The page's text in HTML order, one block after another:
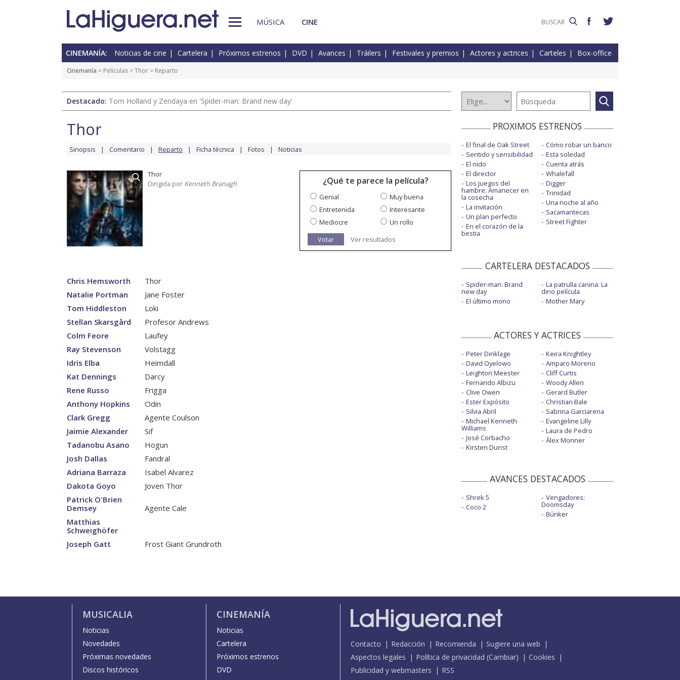
MÚSICA CINE
CINEMANÍA: Noticias de cine Cartelera Próximos estrenos DVD Avances Tráilers Festivales y premios Actores y actrices Carteles Box-office
Cinemanía > Películas >Thor > Reparto
Destacado: Tom Holland y Zendaya en 'Spider-man: Brand new day'
Thor
Sinopsis Comentario Reparto Ficha técnica Fotos Noticias
Thor
Dirigida por Kenneth Branagh ¿Qué te parece la película?
Genial
Muy buena
Entretenida
Interesante
Mediocre
Un rollo
Votar
Ver resultados
Chris Hemsworth
Thor
Natalie Portman
Jane Foster
Tom Hiddleston
Loki
Stellan Skarsgård
Profesor Andrews
Colm Feore
Laufey
Ray Stevenson
Volstagg
Idris Elba
Heimdall
Kat Dennings
Darcy
Rene Russo
Frigga
Anthony Hopkins
Odin
Clark Gregg
Agente Coulson
Jaimie Alexander
Sif
Tadanobu Asano
Hogun
Josh Dallas
Fandral
Adriana Barraza
Isabel Alvarez
Dakota Goyo
Joven Thor
Patrick O'Brien
Demsey
Agente Cale
Matthias
Schweighöfer
Joseph Gatt
Frost Giant Grundroth
PROXIMOS ESTRENOS
El final de Oak Street
Sentido y sensibilidad
El nido
El director
Los juegos del
hambre: Amanecer en
la cosecha
La invitación
Un plan perfecto
En el corazón de la
bestia
Cómo robar un banco
Esta soledad
Cuenta atrás
Whalefall
Digger
Trinidad
Una noche al año
Sacamantecas
Street Fighter
CARTELERA DESTACADOS
Spider-man: Brand
new day
El último mono
La patrulla canina: La
dino película
Mother Mary
ACTORES Y ACTRICES
Peter Dinklage
David Oyelowo
Leighton Meester
Fernando Albizu
Clive Owen
Ester Expósito
Silvia Abril
Michael Kenneth
Williams
José Corbacho
Kirsten Dunst
Keira Knightley
Amparo Moreno
Cliff Curtis
Woody Allen
Gerard Butler
Christian Bale
Sabrina Garciarena
Evangeline Lilly
Laura de Pedro
Àlex Monner
AVANCES DESTACADOS
Shrek 5
Coco 2
Vengadores:
Doomsday
Búnker
MUSICALIA
Noticias
Novedades
Próximas novedades
Discos históricos
CINEMANÍA
Noticias
Cartelera
Próximos estrenos
DVD
Contacto Redacción Recomienda
Sugiere una web
Aspectos legales
Política de privacidad (Cambiar)
Cookies
Publicidad y webmasters
RSS